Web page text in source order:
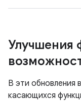
Улучшения
В эти обновления
касающихся